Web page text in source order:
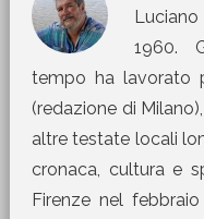
1960.
tempo ha lavorato
(redazione di
altre testate locali
cronaca, cultura e
Firenze nel